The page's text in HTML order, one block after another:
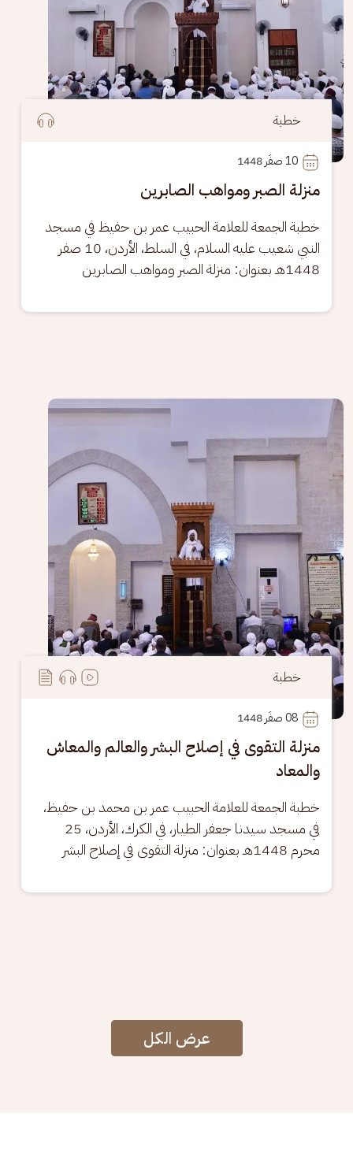
خطبة
10
منزلة الصبر ومواهب الصابرين
خطبة الجمعة للعلامة الحبيب عمر بن حفيظ في مسجد
النبي شعيب عليه السلام، في السلط، الأردن، 10 صفر
1448هـ بعنوان: منزلة الصبر ومواهب الصابرين
الصورة
خطبة
08
منزلة التقوى في إصلاح البشر والعالم والمعاش
والمعاد
خطبة الجمعة للعلامة الحبيب عمر بن محمد بن حفيظ،
محرم 1448هـ بعنوان: منزلة التقوى في إصلاح البشر
عرض الكل